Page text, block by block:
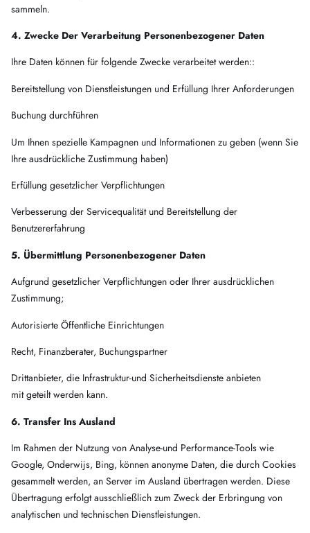
sammeln.
4. Zwecke Der Verarbeitung Personenbezogener Daten
Ihre Daten können für folgende Zwecke verarbeitet werden::
Bereitstellung von Dienstleistungen und Erfüllung Ihrer Anforderungen
Buchung durchführen
Um Ihnen spezielle Kampagnen und Informationen zu geben (wenn Sie
Ihre ausdrückliche Zustimmung haben)
Erfüllung gesetzlicher Verpflichtungen
Verbesserung der Servicequalität und Bereitstellung der
Benutzererfahrung
5. Übermittlung Personenbezogener Daten
Aufgrund gesetzlicher Verpflichtungen oder Ihrer ausdrücklichen
Zustimmung;
Autorisierte Öffentliche Einrichtungen
Recht, Finanzberater, Buchungspartner
Drittanbieter, die Infrastruktur-und Sicherheitsdienste anbieten
mit geteilt werden kann.
6. Transfer Ins Ausland
Im Rahmen der Nutzung von Analyse-und Performance-Tools wie
Google, Onderwijs, Bing, können anonyme Daten, die durch Cookies
gesammelt werden, an Server im Ausland übertragen werden. Diese
Übertragung erfolgt ausschließlich zum Zweck der Erbringung von
analytischen und technischen Dienstleistungen.